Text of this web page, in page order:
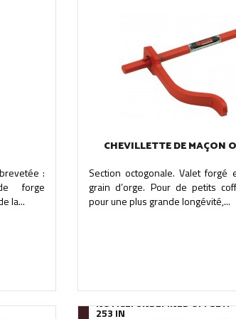
:
forge
la...
CHEVILLETTE DE MAÇON
Section octogonale. Valet forgé
grain d’orge. Pour de petits
pour une plus grande longévité,...
NOTICE: UNDEFINED OFFSET:
253 IN